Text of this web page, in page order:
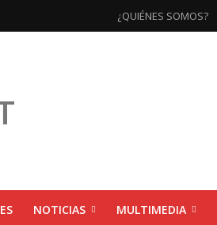
¿QUIÉNES SOMOS?
NOTICIAS MULTIMEDIA